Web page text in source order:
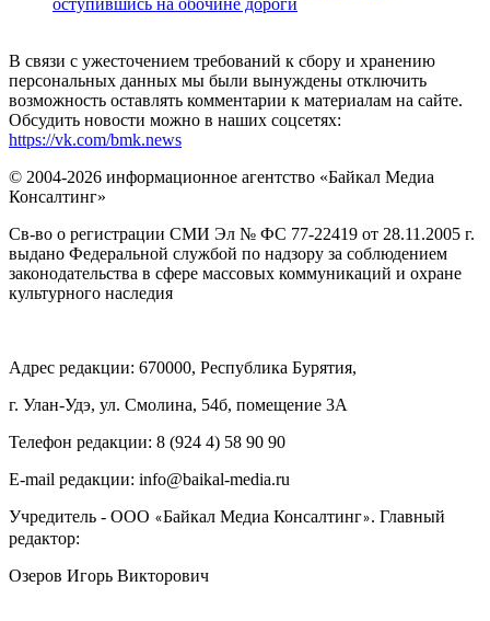
В связи с ужесточением требований к сбору и хранению
персональных данных мы были вынуждены отключить
возможность оставлять комментарии к материалам на сайте.
Обсудить новости можно в наших соцсетях:
https://vk.com/bmk.news
© 2004-2026 информационное агентство «Байкал Медиа
Консалтинг»
Св-во о регистрации СМИ Эл № ФС 77-22419 от 28.11.2005 г.
выдано Федеральной службой по надзору за соблюдением
законодательства в сфере массовых коммуникаций и охране
культурного наследия
Адрес редакции: 670000, Республика Бурятия,
г. Улан-Удэ, ул. Смолина, 54б, помещение 3А
Телефон редакции: ‎‎8 (924 4) 58 90 90
E-mail редакции: info@baikal-media.ru
Учредитель - ООО «Байкал Медиа Консалтинг». Главный
редактор:
Озеров Игорь Викторович